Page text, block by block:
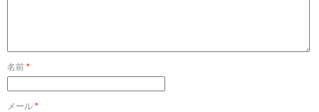
名前 *
メール *